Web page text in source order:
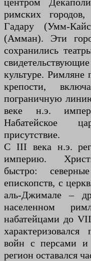
римских
Гадару (Умм-
(Амман). Эти
сохранились
культуре. Римляне
крепости,
пограничную
веке н.э.
Набатейское
присутствие.
С III века н.э.
империю.
быстро:
епископств, с
аль-Джимале –
населенном
набатейцами до
войн с персами и
регион оставался